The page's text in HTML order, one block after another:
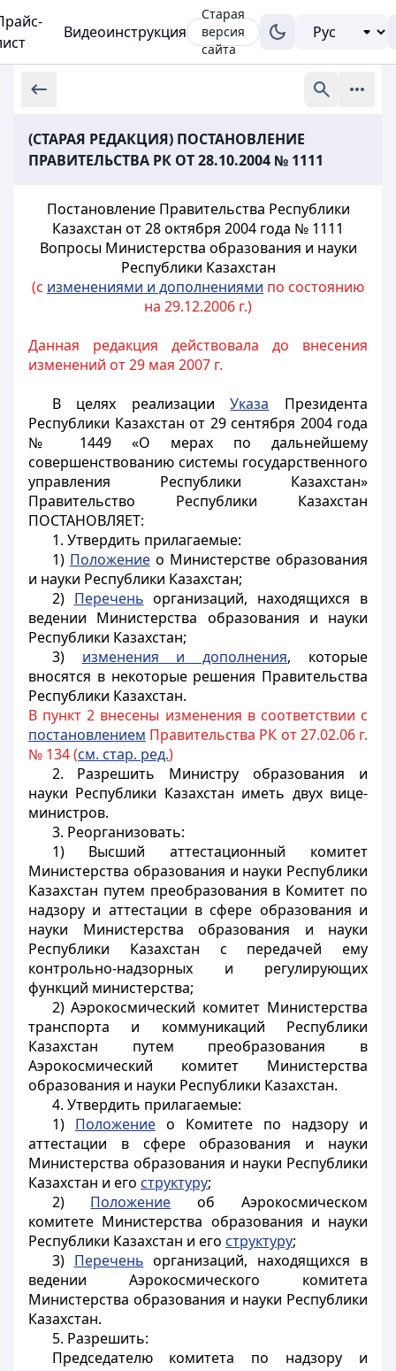
Видеоинструкция
Старая
версия
сайта
(СТАРАЯ РЕДАКЦИЯ) ПОСТАНОВЛЕНИЕ
ПРАВИТЕЛЬСТВА РК ОТ 28.10.2004 № 1111
Постановление Правительства Республики
Казахстан от 28 октября 2004 года № 1111
Вопросы Министерства образования и науки
Республики Казахстан
(с изменениями и дополнениями по состоянию
на 29.12.2006 г.)
Данная редакция действовала до внесения
изменений от 29 мая 2007 г.
В целях реализацииУказа Президента
Республики Казахстан от 29 сентября 2004 года
№ 1449 «О мерах по дальнейшему
совершенствованию системы государственного
управления Республики Казахстан»
Правительство Республики Казахстан
ПОСТАНОВЛЯЕТ:
1. Утвердить прилагаемые:
1) Положениео Министерстве образования
и науки Республики Казахстан;
2) Перечень организаций, находящихся в
ведении Министерства образования и науки
Республики Казахстан;
3) изменения и дополнения, которые
вносятся в некоторые решения Правительства
Республики Казахстан.
В пункт 2 внесены изменения в соответствии с
постановлением Правительства РК от 27.02.06 г.
№ 134 (см. стар. ред.)
2. Разрешить Министру образования и
науки Республики Казахстан иметь двух вице-
министров.
3. Реорганизовать:
1) Высший аттестационный комитет
Министерства образования и науки Республики
Казахстан путем преобразования в Комитет по
надзору и аттестации в сфере образования и
науки Министерства образования и науки
Республики Казахстан с передачей ему
контрольно-надзорных и регулирующих
функций министерства;
2) Аэрокосмический комитет Министерства
транспорта и коммуникаций Республики
Казахстан путем преобразования в
Аэрокосмический комитет Министерства
образования и науки Республики Казахстан.
4. Утвердить прилагаемые:
1) Положениео Комитете по надзору и
аттестации в сфере образования и науки
Министерства образования и науки Республики
Казахстан и его структуру;
2) Положение об Аэрокосмическом
комитете Министерства образования и науки
Республики Казахстан и его структуру;
3) Перечень организаций, находящихся в
ведении Аэрокосмического комитета
Министерства образования и науки Республики
Казахстан.
5. Разрешить:
Председателю комитета по надзору и